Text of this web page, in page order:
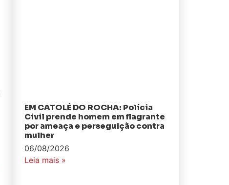
EM CATOLÉ DO ROCHA: Polícia
Civil prende homem em flagrante
por ameaça e perseguição contra
mulher
06/08/2026
Leia mais »